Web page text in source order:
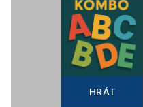
HRÁT